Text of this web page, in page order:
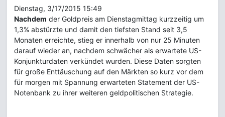
Dienstag, 3/17/2015 15:49
Nachdem der Goldpreis am Dienstagmittag kurzzeitig um
1,3% abstürzte und damit den tiefsten Stand seit 3,5
Monaten erreichte, stieg er innerhalb von nur 25 Minuten
darauf wieder an, nachdem schwächer als erwartete US-
Konjunkturdaten verkündet wurden. Diese Daten sorgten
für große Enttäuschung auf den Märkten so kurz vor dem
für morgen mit Spannung erwarteten Statement der US-
Notenbank zu ihrer weiteren geldpolitischen Strategie.